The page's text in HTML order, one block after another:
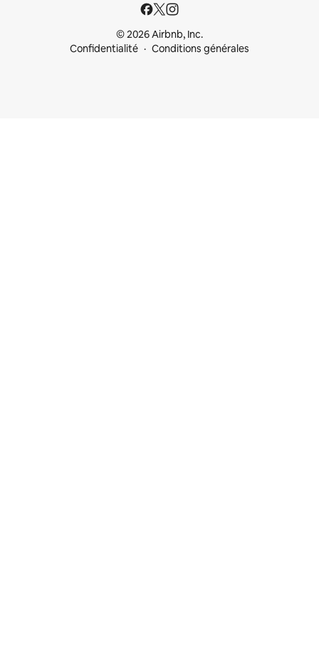
© 2026 Airbnb, Inc.
Confidentialité
Conditions générales